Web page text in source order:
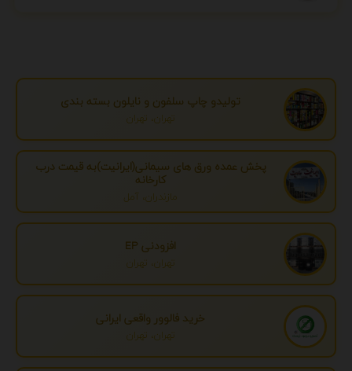
تولیدو چاپ سلفون و نایلون بسته بندی
تهران، تهران
پخش عمده ورق های سیمانی(ایرانیت)به قیمت درب
کارخانه
مازندران، آمل
افزودنی EP
تهران، تهران
خرید فالوور واقعی ایرانی
تهران، تهران